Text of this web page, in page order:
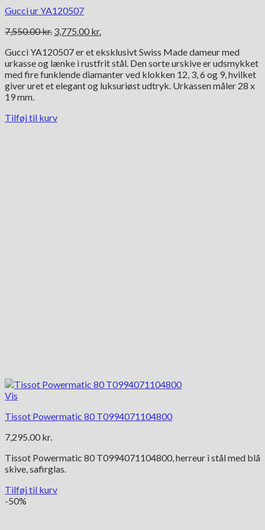
Gucci ur YA120507
7,550.00kr. Den
pris
var:
7,550.00 kr..
3,775.00 kr.
pris
er:
3,775.00 kr..
Gucci YA120507 er et eksklusivt Swiss Made dameur med
urkasse og lænke i rustfrit stål. Den sorte urskive er udsmykket
med fire funklende diamanter ved klokken 12, 3, 6 og 9, hvilket
giver uret et elegant og luksuriøst udtryk. Urkassen måler 28 x
19 mm.
Tilføj til kurv
Vis
Tissot Powermatic 80 T0994071104800
7,295.00 kr.
Tissot Powermatic 80 T0994071104800, herreur i stål med blå
skive, safirglas.
Tilføj til kurv
-50%